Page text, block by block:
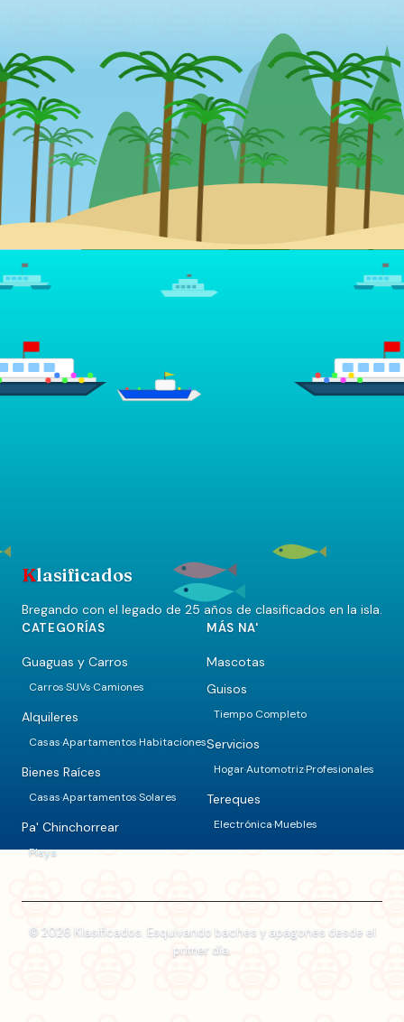
Klasificados
Bregando con el legado de 25 años de clasificados en la isla.
CATEGORÍAS
Guaguas y Carros
Carros·SUVs·Camiones
Alquileres
Casas·Apartamentos·Habitaciones
Bienes Raíces
Casas·Apartamentos·Solares
Pa' Chinchorrear
Playa
MÁS NA'
Mascotas
Guisos
Tiempo Completo
Servicios
Hogar·Automotriz·Profesionales
Tereques
Electrónica·Muebles
© 2026 Klasificados. Esquivando baches y apagones desde el
primer día.